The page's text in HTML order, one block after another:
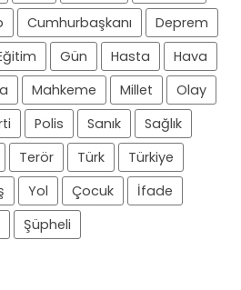
Cumhurbaşkanı
Deprem
Gün Hasta
Hava
Mahkeme Millet
Olay
Polis Sanık
Sağlık
Terör Türk
Türkiye
Yol Çocuk
İfade
Şüpheli